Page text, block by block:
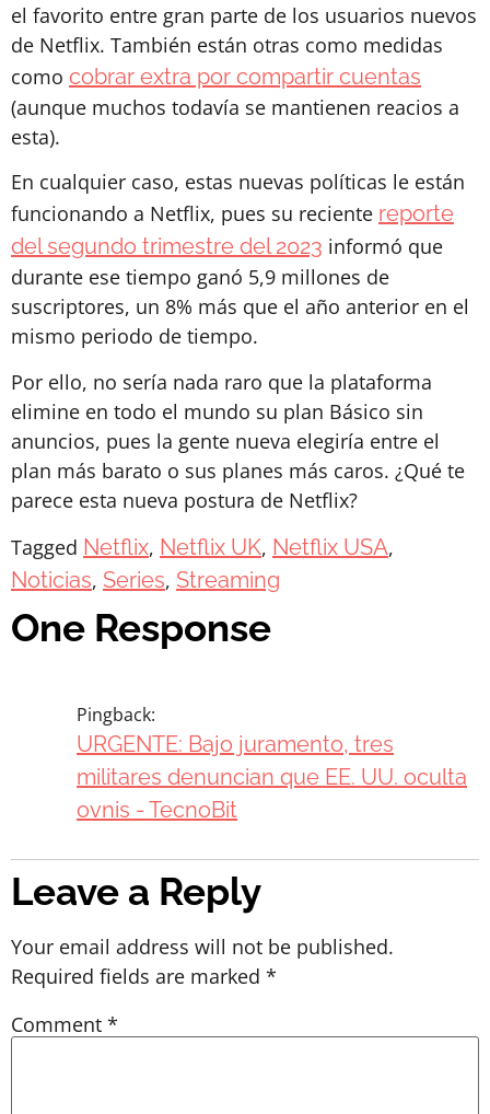
el favorito entre gran parte de los usuarios nuevos
de Netflix. También están otras como medidas
como cobrar extra por compartir cuentas
(aunque muchos todavía se mantienen reacios a
esta).
En cualquier caso, estas nuevas políticas le están
funcionando a Netflix, pues su reciente reporte
del segundo trimestre del 2023 informó que
durante ese tiempo ganó 5,9 millones de
suscriptores, un 8% más que el año anterior en el
mismo periodo de tiempo.
Por ello, no sería nada raro que la plataforma
elimine en todo el mundo su plan Básico sin
anuncios, pues la gente nueva elegiría entre el
plan más barato o sus planes más caros. ¿Qué te
parece esta nueva postura de Netflix?
Tagged Netflix, Netflix UK, Netflix USA,
Noticias, Series, Streaming
One Response
Pingback:
URGENTE: Bajo juramento, tres
militares denuncian que EE. UU. oculta
ovnis - TecnoBit
Leave a Reply
Your email address will not be published.
Required fields are marked *
Comment *